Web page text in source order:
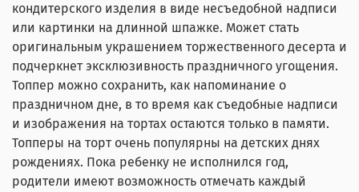
кондитерского изделия в виде несъедобной надписи
или картинки на длинной шпажке. Может стать
оригинальным украшением торжественного десерта и
подчеркнет эксклюзивность праздничного угощения.
Топпер можно сохранить, как напоминание о
праздничном дне, в то время как съедобные надписи
и изображения на тортах остаются только в памяти.
Топперы на торт очень популярны на детских днях
рождениях. Пока ребенку не исполнился год,
родители имеют возможность отмечать каждый